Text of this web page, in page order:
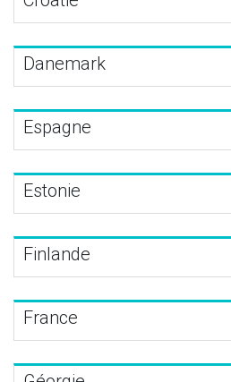
Danemark
Espagne
Estonie
Finlande
France